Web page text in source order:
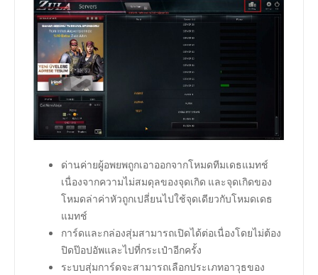
ด่านค่ายผู้อพยพถูกเอาออกจากโหมดทีมเดธแมทช์
เนื่องจากความไม่สมดุลของจุดเกิด และจุดเกิดของ
โหมดล่าค่าหัวถูกเปลี่ยนไปใช้จุดเดียวกับโหมดเดธ
แมทช์
การ์ดและกล่องสุ่มสามารถเปิดได้ต่อเนื่องโดยไม่ต้อง
ปิดป๊อปอัพและไปที่กระเป๋าอีกครั้ง
ระบบสุ่มการ์ดจะสามารถเลือกประเภทอาวุธของ